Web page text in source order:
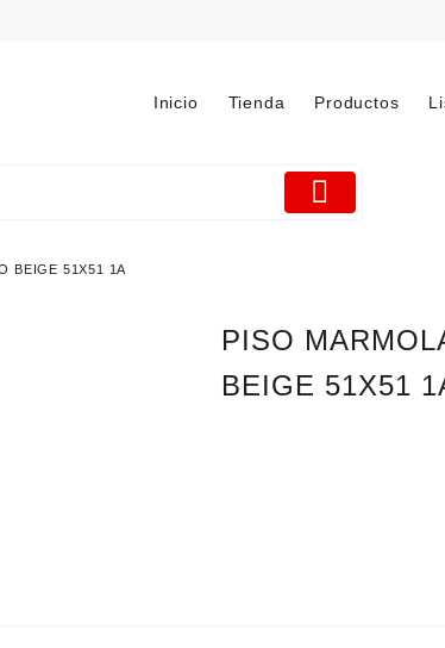
Inicio Tienda Productos
BEIGE 51X51 1A
PISO
BEIGE 51X51